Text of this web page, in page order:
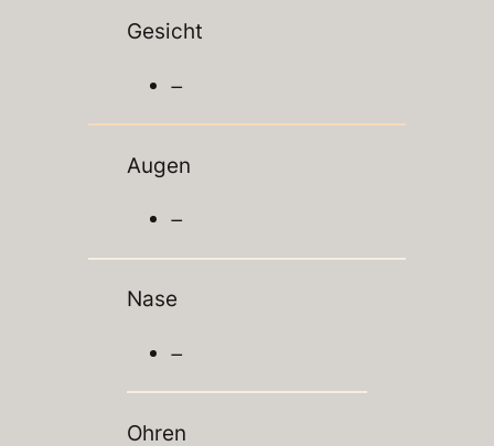
Gesicht
–
Augen
–
Nase
–
Ohren